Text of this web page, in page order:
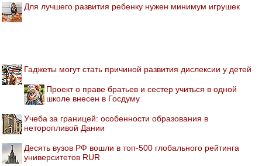
Для лучшего развития ребенку нужен минимум игрушек
Гаджеты могут стать причиной развития дислексии у детей
Проект о праве братьев и сестер учиться в одной
школе внесен в Госдуму
Учеба за границей: особенности образования в
неторопливой Дании
Десять вузов РФ вошли в топ-500 глобального рейтинга
университетов RUR